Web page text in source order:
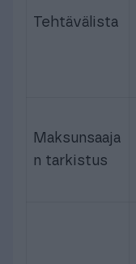
Tehtävälista
Maksunsaaja
n tarkistus